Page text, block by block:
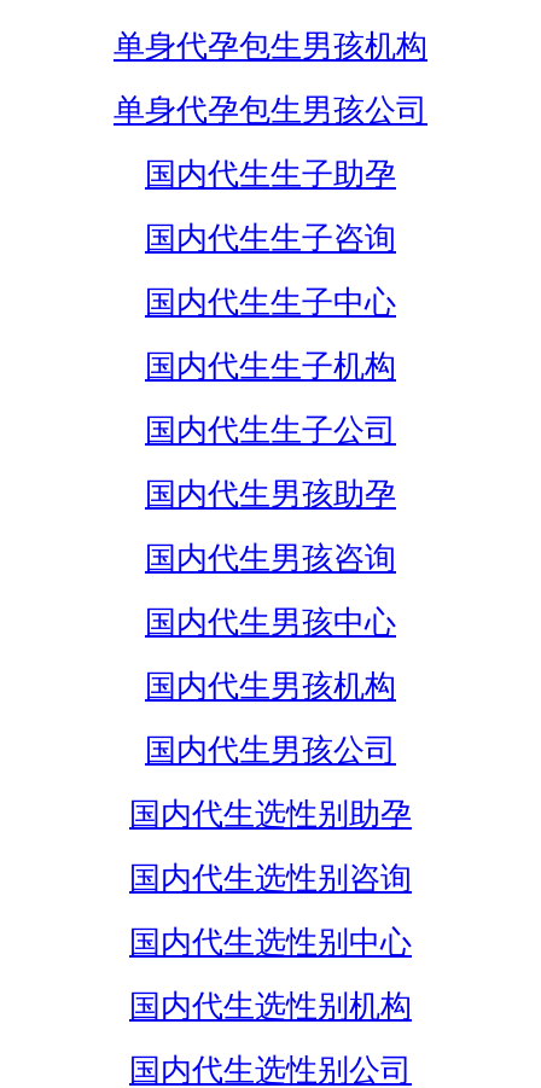
单身代孕包生男孩机构
单身代孕包生男孩公司
国内代生生子助孕
国内代生生子咨询
国内代生生子中心
国内代生生子机构
国内代生生子公司
国内代生男孩助孕
国内代生男孩咨询
国内代生男孩中心
国内代生男孩机构
国内代生男孩公司
国内代生选性别助孕
国内代生选性别咨询
国内代生选性别中心
国内代生选性别机构
国内代生选性别公司